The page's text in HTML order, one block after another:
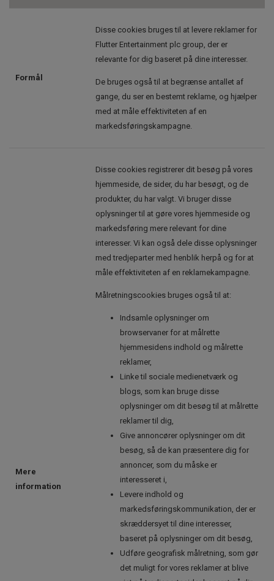
Formål
Disse cookies bruges til at levere reklamer for
Flutter Entertainment plc group, der er
relevante for dig baseret på dine interesser.
De bruges også til at begrænse antallet af
gange, du ser en bestemt reklame, og hjælper
med at måle effektiviteten af en
markedsføringskampagne.
Mere
information
Disse cookies registrerer dit besøg på vores
hjemmeside, de sider, du har besøgt, og de
produkter, du har valgt. Vi bruger disse
oplysninger til at gøre vores hjemmeside og
markedsføring mere relevant for dine
interesser. Vi kan også dele disse oplysninger
med tredjeparter med henblik herpå og for at
måle effektiviteten af en reklamekampagne.
Målretningscookies bruges også til at:
Indsamle oplysninger om
browservaner for at målrette
hjemmesidens indhold og målrette
reklamer,
Linke til sociale medienetværk og
blogs, som kan bruge disse
oplysninger om dit besøg til at målrette
reklamer til dig,
Give annoncører oplysninger om dit
besøg, så de kan præsentere dig for
annoncer, som du måske er
interesseret i,
Levere indhold og
markedsføringskommunikation, der er
skræddersyet til dine interesser,
baseret på oplysninger om dit besøg,
Udføre geografisk målretning, som gør
det muligt for vores reklamer at blive